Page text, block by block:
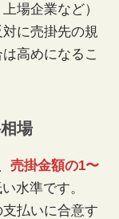
場企業など）
に売掛先の規
高めになるこ
場
売掛金額の1〜
水準です。
払いに合意す